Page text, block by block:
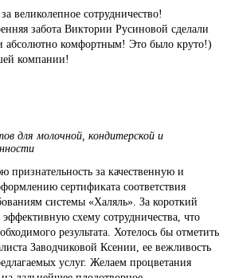
великолепное сотрудничество!
забота Виктории Русиновой сделали
абсолютно комфортным! Это было круто!)
компании!
для молочной, кондитерской и
за качественную и
сертификата соответствия
системы «Халяль». За короткий
схему сотрудничества, что
результата. Хотелось бы отметить
Заводчиковой Ксении, ее вежливость
услуг. Желаем процветания